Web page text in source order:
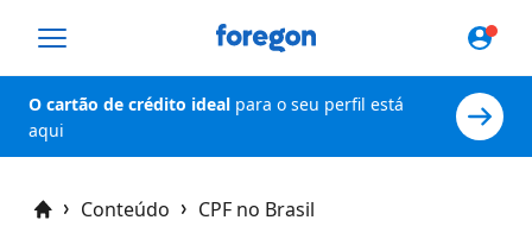
Foregon.com
O cartão de crédito ideal para o seu perfil está
aqui
HomeConteúdo CPF no Brasil